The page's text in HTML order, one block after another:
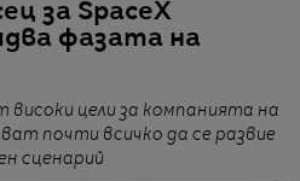
за SpaceX
фазата на
цели за компанията на
почти всичко да се развие
сценарий